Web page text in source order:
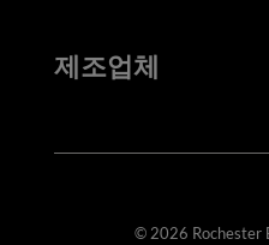
제조업체
© 2026 Rochester